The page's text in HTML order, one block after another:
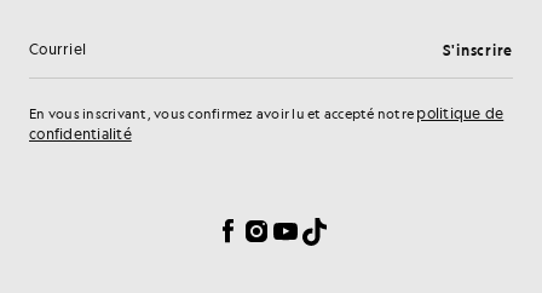
Adresse e-mail S'inscrire
En vous inscrivant, vous confirmez avoir lu et accepté notre politique de
confidentialité
Facebook
Instagram
YouTube
TikTok